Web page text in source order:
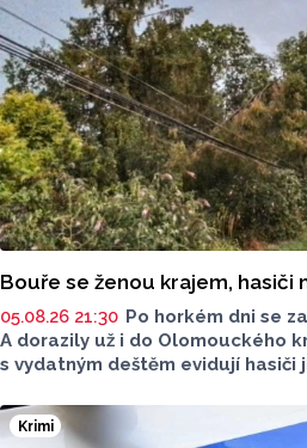
Bouře se ženou krajem, hasiči
05.08.26 21:30 Po horkém dni se
A dorazily už i do Olomouckého
s vydatným deštěm evidují hasiči
Olomouckého kraje o tom
Krimi